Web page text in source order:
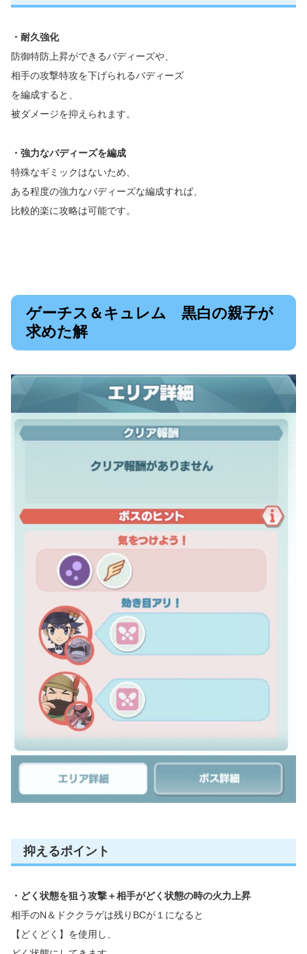
・耐久強化
防御特防上昇ができるバディーズや、
相手の攻撃特攻を下げられるバディーズ
を編成すると、
被ダメージを抑えられます。
・強力なバディーズを編成
特殊なギミックはないため、
ある程度の強力なバディーズな編成すれば、
比較的楽に攻略は可能です。
ゲーチス＆キュレム 黒白の親子が
求めた解
抑えるポイント
・どく状態を狙う攻撃＋相手がどく状態の時の火力上昇
相手のN＆ドククラゲは残りBCが１になると
【どくどく】を使用し、